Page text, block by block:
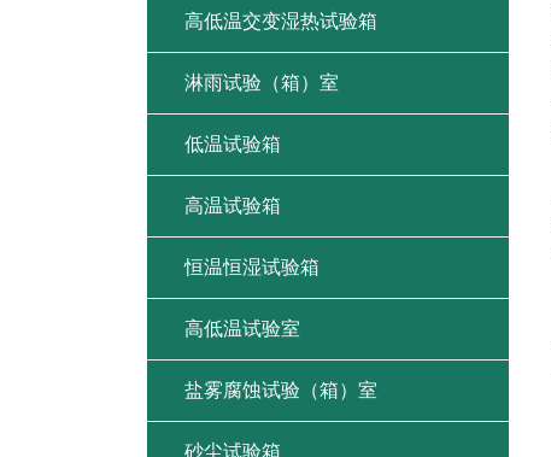
高低温交变湿热试验箱
淋雨试验（箱）室
低温试验箱
高温试验箱
恒温恒湿试验箱
高低温试验室
盐雾腐蚀试验（箱）室
砂尘试验箱